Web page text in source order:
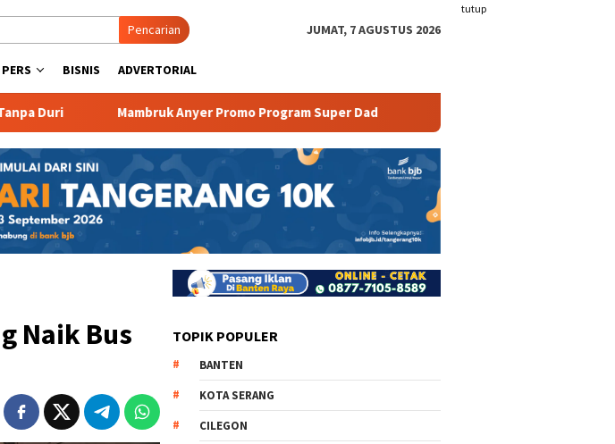
tutup
Pencarian JUMAT, 7 AGUSTUS 2026
BISNIS ADVERTORIAL
Mambruk Anyer Promo Program Super Dad Yuk Cobain Wisata Camping Ground di
Naik Bus
TOPIK POPULER
BANTEN
KOTA SERANG
CILEGON